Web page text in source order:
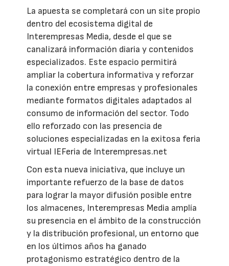
La apuesta se completará con un site propio
dentro del ecosistema digital de
Interempresas Media, desde el que se
canalizará información diaria y contenidos
especializados. Este espacio permitirá
ampliar la cobertura informativa y reforzar
la conexión entre empresas y profesionales
mediante formatos digitales adaptados al
consumo de información del sector. Todo
ello reforzado con las presencia de
soluciones especializadas en la exitosa feria
virtual IEFeria de Interempresas.net
Con esta nueva iniciativa, que incluye un
importante refuerzo de la base de datos
para lograr la mayor difusión posible entre
los almacenes, Interempresas Media amplía
su presencia en el ámbito de la construcción
y la distribución profesional, un entorno que
en los últimos años ha ganado
protagonismo estratégico dentro de la